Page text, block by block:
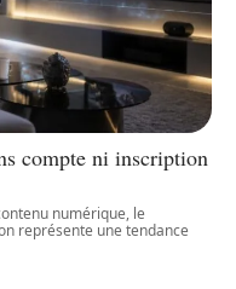
compte ni inscription
numérique, le
représente une tendance